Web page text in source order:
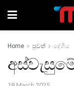
Home පුවත් දේශීය